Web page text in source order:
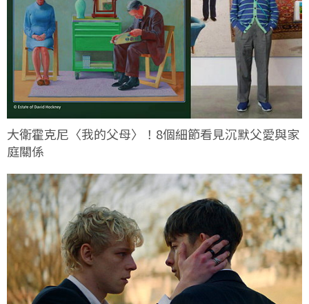
大衛霍克尼〈我的父母〉！8個細節看見沉默父愛與家
庭關係